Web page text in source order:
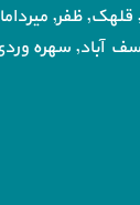
قلهک, ظفر,
آباد, سهره